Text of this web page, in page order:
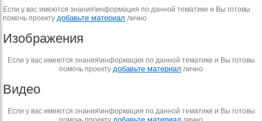
Если у вас имеются знания\информация по данной тематике и Вы готовы
помочь проекту добавьте материал лично
Изображения
Если у вас имеются знания\информация по данной тематике и Вы готовы
помочь проекту добавьте материал лично
Видео
Если у вас имеются знания\информация по данной тематике и Вы готовы